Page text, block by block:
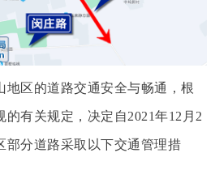
区的道路交通安全与畅通，根
有关规定，决定自2021年12月2
部分道路采取以下交通管理措